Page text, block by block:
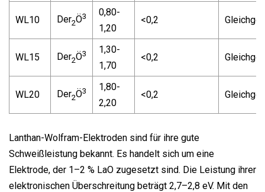
WL10 Der2Ö3
0,80-
1,20
<0,2
WL15 Der2Ö3
1,30-
1,70
<0,2
WL20 Der2Ö3
1,80-
2,20
<0,2
Lanthan-Wolfram-Elektroden sind für ihre gute
Schweißleistung bekannt. Es handelt sich um eine
Elektrode, der 1–2 % LaO zugesetzt sind. Die Leistung ihrer
elektronischen Überschreitung beträgt 2,7–2,8 eV. Mit den